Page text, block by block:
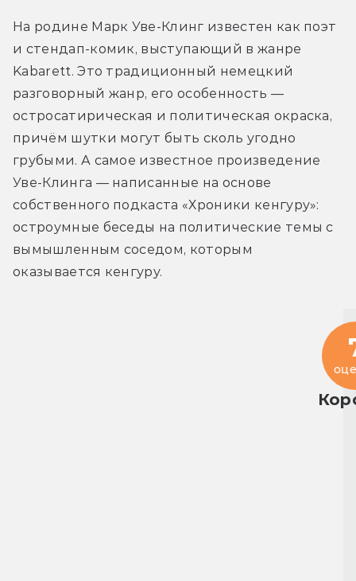
На родине Марк Уве-Клинг известен как поэт
и стендап-комик, выступающий в жанре
Kabarett. Это традиционный немецкий
разговорный жанр, его особенность —
остросатирическая и политическая окраска,
причём шутки могут быть сколь угодно
грубыми. А самое известное произведение
Уве-Клинга — написанные на основе
собственного подкаста «Хроники кенгуру»:
остроумные беседы на политические темы с
вымышленным соседом, которым
оказывается кенгуру.